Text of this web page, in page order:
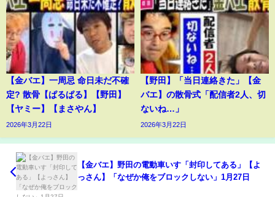
【金バエ】一周忌 命日未だ不確
定? 散骨【ぱるぱる】【野田】
【ヤミー】【まさやん】
2026年3月22日
【野田】「当日連絡きた」【金
バエ】の散骨式「配信者2人、切
ないね…」
2026年3月22日
【金バエ】野田の電動車いす「封印してある」【よ
っさん】「なぜか俺をブロックしない」1月27日